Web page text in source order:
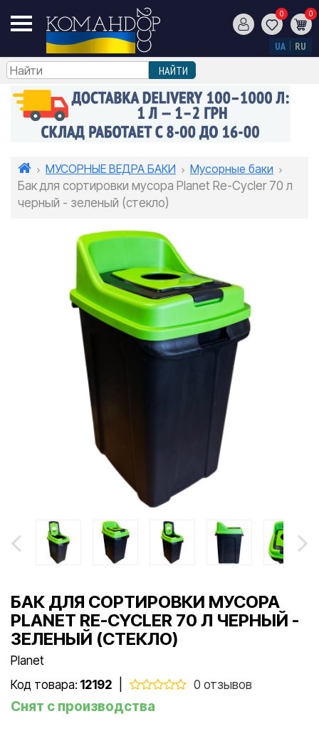
0 0
UA RU
МУСОРНЫЕ ВЕДРА БАКИ
Мусорные баки
Бак для сортировки мусора Planet Re-Cycler 70 л
черный - зеленый (стекло)
БАК ДЛЯ СОРТИРОВКИ МУСОРА
PLANET RE-CYCLER 70 Л ЧЕРНЫЙ -
ЗЕЛЕНЫЙ (СТЕКЛО)
Planet
Код товара: 12192 0 отзывов
Снят с производства